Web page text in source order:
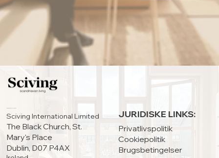
HOVEDKONTOR:
Sciving International Limited
The Black Church, St.
Mary's Place
Dublin, D07 P4AX
JURIDISKE LINKS:
Privatlivspolitik
Cookiepolitik
Brugsbetingelser